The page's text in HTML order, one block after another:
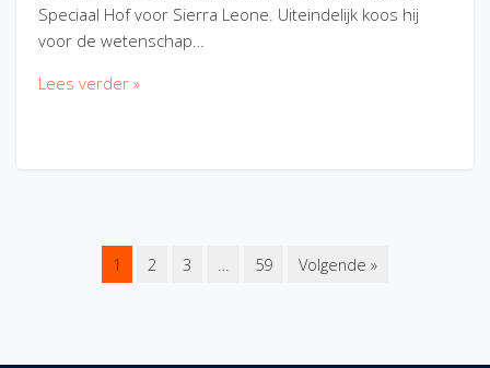
Speciaal Hof voor Sierra Leone. Uiteindelijk koos hij
voor de wetenschap…
Lees verder »
1 2 3 … 59 Volgende »